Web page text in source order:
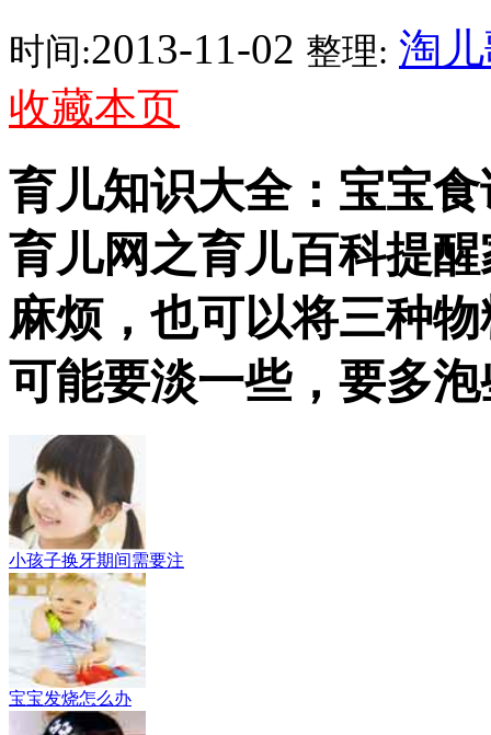
时间:2013-11-02 整理: 淘
收藏本页
育儿知识大全：宝宝
育儿网之育儿百科提
麻烦，也可以将三种
可能要淡一些，要多
小孩子换牙期间需要注
宝宝发烧怎么办